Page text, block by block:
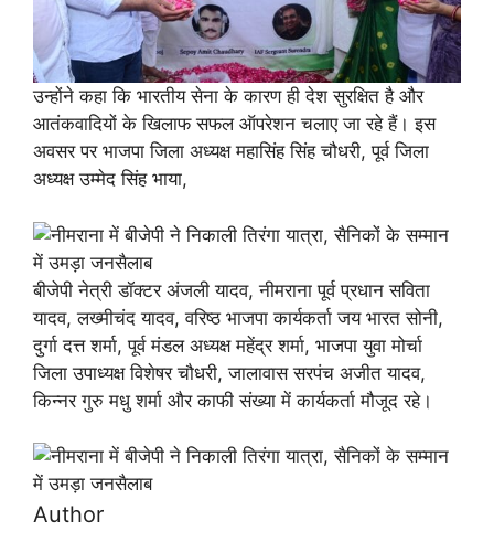
उन्होंने कहा कि भारतीय सेना के कारण ही देश सुरक्षित है और
आतंकवादियों के खिलाफ सफल ऑपरेशन चलाए जा रहे हैं। इस
अवसर पर भाजपा जिला अध्यक्ष महासिंह सिंह चौधरी, पूर्व जिला
अध्यक्ष उम्मेद सिंह भाया,
बीजेपी नेत्री डॉक्टर अंजली यादव, नीमराना पूर्व प्रधान सविता
यादव, लख्मीचंद यादव, वरिष्ठ भाजपा कार्यकर्ता जय भारत सोनी,
दुर्गा दत्त शर्मा, पूर्व मंडल अध्यक्ष महेंद्र शर्मा, भाजपा युवा मोर्चा
जिला उपाध्यक्ष विशेषर चौधरी, जालावास सरपंच अजीत यादव,
किन्नर गुरु मधु शर्मा और काफी संख्या में कार्यकर्ता मौजूद रहे।
Author